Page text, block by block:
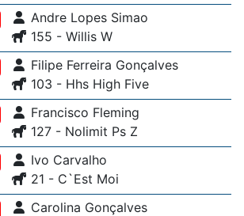
Andre Lopes Simao
155 - Willis W
Filipe Ferreira Gonçalves
103 - Hhs High Five
Francisco Fleming
127 - Nolimit Ps Z
Ivo Carvalho
21 - C`Est Moi
Carolina Gonçalves